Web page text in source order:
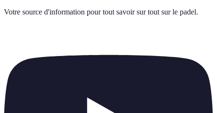
Votre source d'information pour tout savoir sur tout sur le padel.